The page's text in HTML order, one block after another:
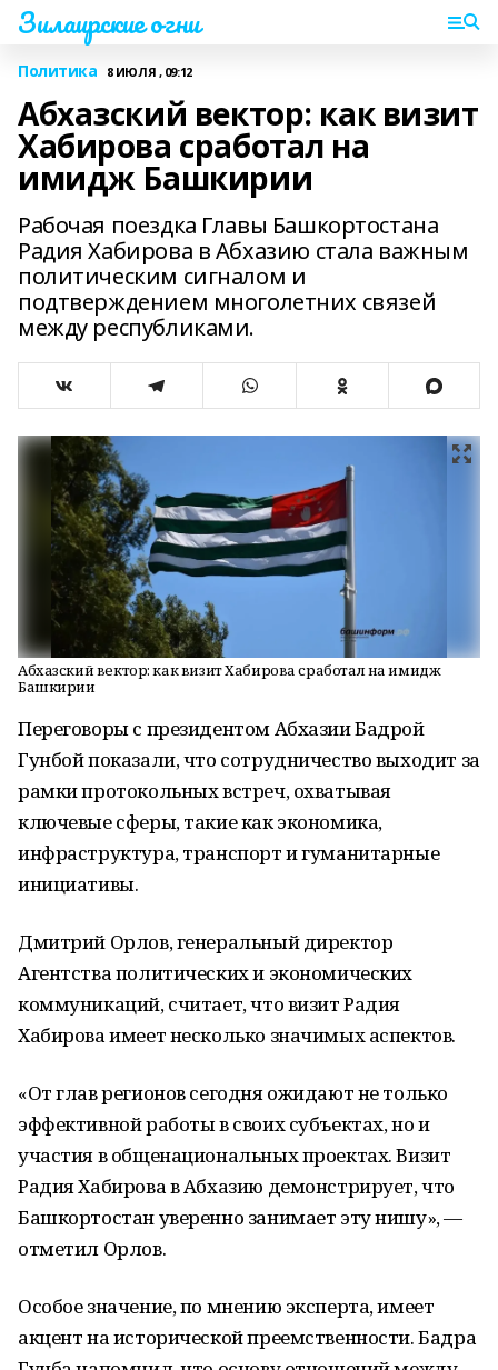
Зилаирские огни
Политика 8 ИЮЛЯ , 09:12
Абхазский вектор: как визит
Хабирова сработал на
имидж Башкирии
Рабочая поездка Главы Башкортостана
Радия Хабирова в Абхазию стала важным
политическим сигналом и
подтверждением многолетних связей
между республиками.
Абхазский вектор: как визит Хабирова сработал на имидж
Башкирии
Переговоры с президентом Абхазии Бадрой
Гунбой показали, что сотрудничество выходит за
рамки протокольных встреч, охватывая
ключевые сферы, такие как экономика,
инфраструктура, транспорт и гуманитарные
инициативы.
Дмитрий Орлов, генеральный директор
Агентства политических и экономических
коммуникаций, считает, что визит Радия
Хабирова имеет несколько значимых аспектов.
«От глав регионов сегодня ожидают не только
эффективной работы в своих субъектах, но и
участия в общенациональных проектах. Визит
Радия Хабирова в Абхазию демонстрирует, что
Башкортостан уверенно занимает эту нишу», —
отметил Орлов.
Особое значение, по мнению эксперта, имеет
акцент на исторической преемственности. Бадра